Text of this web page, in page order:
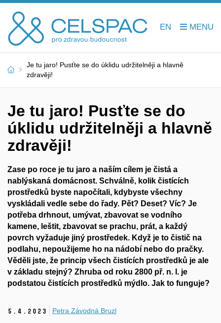
EN
Je tu jaro! Pusťte se do úklidu udržitelněji a hlavně
zdravěji!
Je tu jaro! Pusťte se do
úklidu udržitelněji a hlavně
zdravěji!
Zase po roce je tu jaro a naším cílem je čistá a
nablýskaná domácnost. Schválně, kolik čistících
prostředků byste napočítali, kdybyste všechny
vyskládali vedle sebe do řady. Pět? Deset? Víc? Je
potřeba drhnout, umývat, zbavovat se vodního
kamene, leštit, zbavovat se prachu, prát, a každý
povrch vyžaduje jiný prostředek. Když je to čistič na
podlahu, nepoužijeme ho na nádobí nebo do pračky.
Věděli jste, že princip všech čistících prostředků je ale
v základu stejný? Zhruba od roku 2800 př. n. l. je
podstatou čistících prostředků mýdlo. Jak to funguje?
5. 4. 2023 Petra Závodná Bruzl